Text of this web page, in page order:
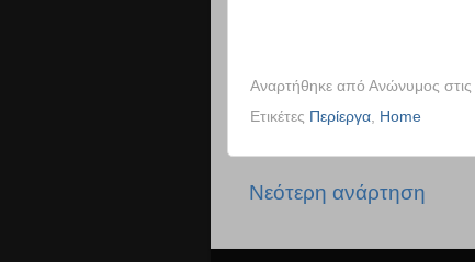
Αναρτήθηκε από Ανώνυμος στις
Ετικέτες Περίεργα Home
Νεότερη ανάρτηση